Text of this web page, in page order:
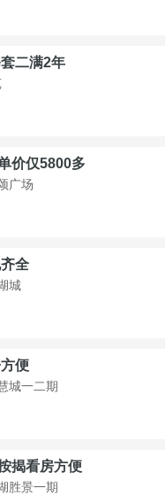
二满2年
价仅5800多
广场
全
城
便
城一二期
揭看房方便
胜景一期